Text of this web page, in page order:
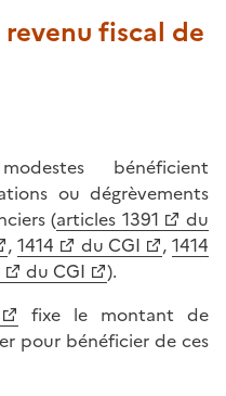
fiscal de
bénéficient
ou dégrèvements
(articles 1391
du
, 1414 du CGI ,1414
du CGI
).
fixe le montant de
pour bénéficier de ces